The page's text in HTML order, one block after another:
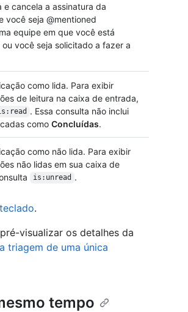
cancela a assinatura da
você seja @mentioned
equipe em que você está
ou você seja solicitado a fazer a
como lida. Para exibir
de leitura na caixa de entrada,
. Essa consulta não inclui
como Concluídas.
como não lida. Para exibir
não lidas em sua caixa de
is:unread .
.
visualizar os detalhes da
triagem de uma única
tempo